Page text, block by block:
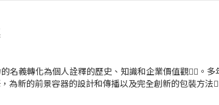
轉化為個人詮釋的歷史、知識和企業價值觀👍🏻。
新的前景容器的設計和傳播以及完全創新的包裝方法